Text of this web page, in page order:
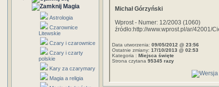
Magia
Astrologia
Czarownice
Litewskie
Czary i czarownice
Czary i czarty
polskie
Kary za czarymary
Magia a religia
Michał Górzyński
Wprost - Numer: 12/2003 (1060)
źródło:http://www.wprost.pl/ar/42001/
Data utworzenia: 09/05/2012 @ 23:56
Ostatnie zmiany: 17/10/2013 @ 02:53
Kategoria : Miejsca święte
Strona czytana 95345 razy